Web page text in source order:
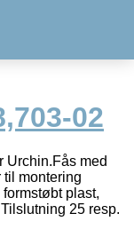
02
Urchin.Fås med
montering
plast,
25 resp.